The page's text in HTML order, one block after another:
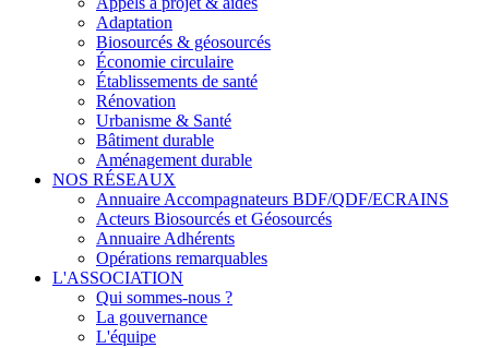
Adaptation
Biosourcés & géosourcés
Économie circulaire
Établissements de santé
Rénovation
Urbanisme & Santé
Bâtiment durable
Aménagement durable
NOS RÉSEAUX
Annuaire Accompagnateurs BDF/QDF/ECRAINS
Acteurs Biosourcés et Géosourcés
Annuaire Adhérents
Opérations remarquables
L'ASSOCIATION
Qui sommes-nous ?
La gouvernance
L'équipe